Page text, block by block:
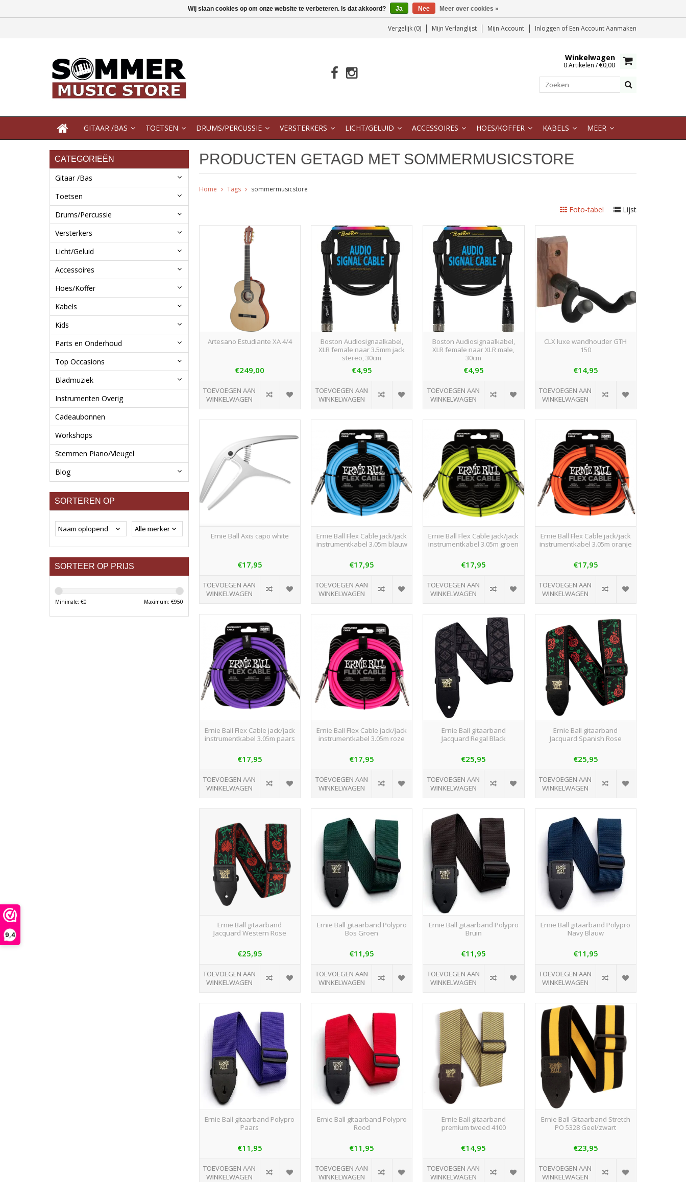
9,4
Vergelijk (0) Mijn Verlanglijst Mijn Account Inloggen of Een Account Aanmaken
Winkelwagen
0 Artikelen / €0,00
GITAAR /BAS TOETSEN DRUMS/PERCUSSIE VERSTERKERS LICHT/GELUID ACCESSOIRES HOES/KOFFER KABELS MEER
CATEGORIEËN
Gitaar /Bas
Toetsen
Drums/Percussie
Versterkers
Licht/Geluid
Accessoires
Hoes/Koffer
Kabels
Kids
Parts en Onderhoud
Top Occasions
Bladmuziek
Instrumenten Overig
Cadeaubonnen
Workshops
Stemmen Piano/Vleugel
Blog
SORTEREN OP
SORTEER OP PRIJS
Minimale: €0 Maximum: €950
PRODUCTEN GETAGD MET SOMMERMUSICSTORE
Home Tags sommermusicstore
Foto-tabel Lijst
Artesano Estudiante XA 4/4
€249,00
TOEVOEGEN AAN
WINKELWAGEN
Boston Audiosignaalkabel,
XLR female naar 3.5mm jack
stereo, 30cm
€4,95
TOEVOEGEN AAN
WINKELWAGEN
Boston Audiosignaalkabel,
XLR female naar XLR male,
30cm
€4,95
TOEVOEGEN AAN
WINKELWAGEN
CLX luxe wandhouder GTH
150
€14,95
TOEVOEGEN AAN
WINKELWAGEN
Ernie Ball Axis capo white
€17,95
TOEVOEGEN AAN
WINKELWAGEN
Ernie Ball Flex Cable jack/jack
instrumentkabel 3.05m blauw
€17,95
TOEVOEGEN AAN
WINKELWAGEN
Ernie Ball Flex Cable jack/jack
instrumentkabel 3.05m groen
€17,95
TOEVOEGEN AAN
WINKELWAGEN
Ernie Ball Flex Cable jack/jack
instrumentkabel 3.05m oranje
€17,95
TOEVOEGEN AAN
WINKELWAGEN
Ernie Ball Flex Cable jack/jack
instrumentkabel 3.05m paars
€17,95
TOEVOEGEN AAN
WINKELWAGEN
Ernie Ball Flex Cable jack/jack
instrumentkabel 3.05m roze
€17,95
TOEVOEGEN AAN
WINKELWAGEN
Ernie Ball gitaarband
Jacquard Regal Black
€25,95
TOEVOEGEN AAN
WINKELWAGEN
Ernie Ball gitaarband
Jacquard Spanish Rose
€25,95
TOEVOEGEN AAN
WINKELWAGEN
Ernie Ball gitaarband
Jacquard Western Rose
€25,95
TOEVOEGEN AAN
WINKELWAGEN
Ernie Ball gitaarband Polypro
Bos Groen
€11,95
TOEVOEGEN AAN
WINKELWAGEN
Ernie Ball gitaarband Polypro
Bruin
€11,95
TOEVOEGEN AAN
WINKELWAGEN
Ernie Ball gitaarband Polypro
Navy Blauw
€11,95
TOEVOEGEN AAN
WINKELWAGEN
Ernie Ball gitaarband Polypro
Paars
€11,95
TOEVOEGEN AAN
WINKELWAGEN
Ernie Ball gitaarband Polypro
Rood
€11,95
TOEVOEGEN AAN
WINKELWAGEN
Ernie Ball gitaarband
premium tweed 4100
€14,95
TOEVOEGEN AAN
WINKELWAGEN
Ernie Ball Gitaarband Stretch
PO 5328 Geel/zwart
€23,95
TOEVOEGEN AAN
WINKELWAGEN
Wij slaan cookies op om onze website te verbeteren. Is dat akkoord? Ja Nee Meer over cookies »